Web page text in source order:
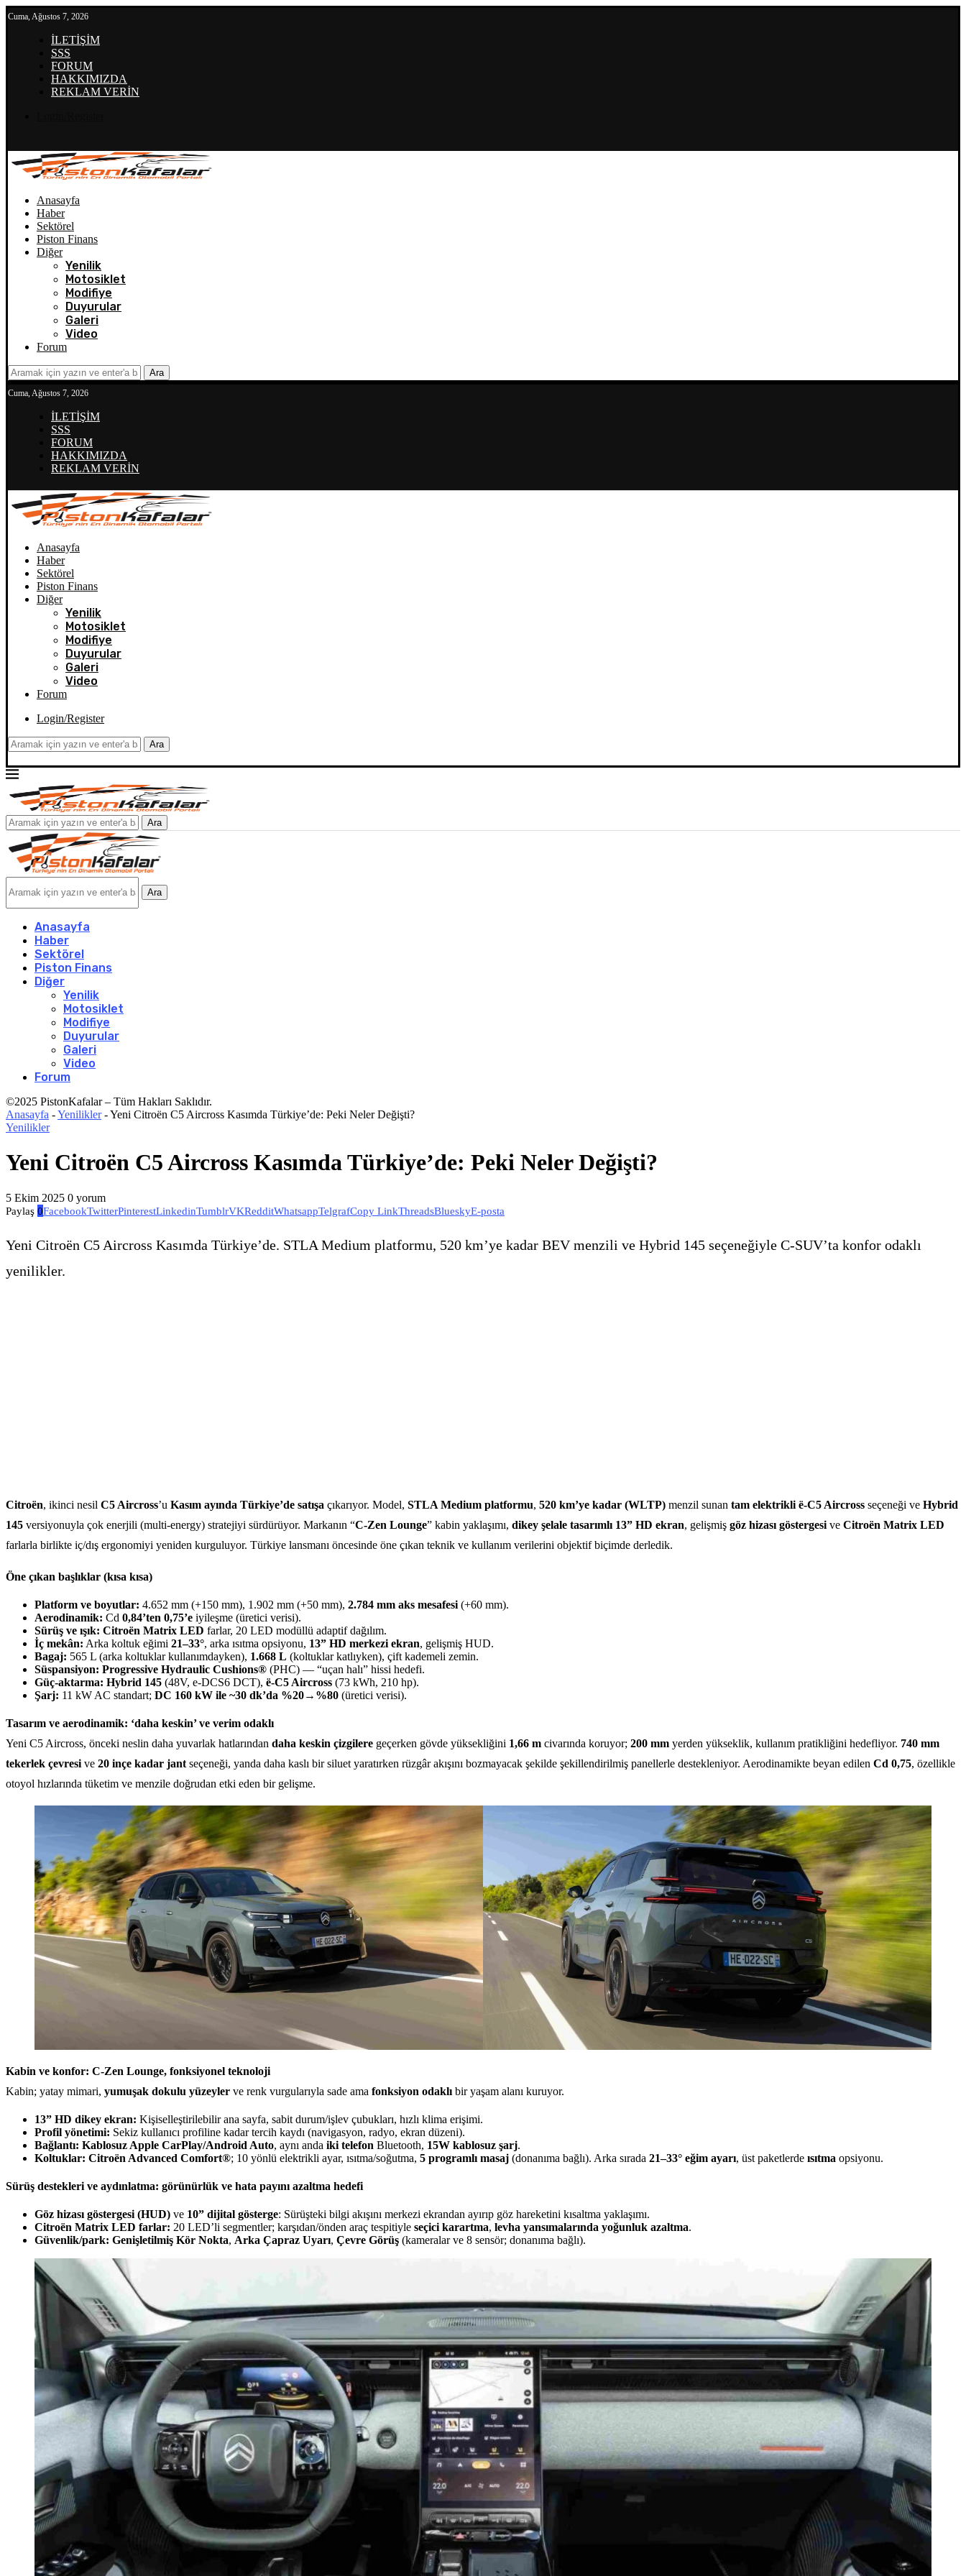
Cuma, Ağustos 7, 2026
İLETİŞİM
SSS
FORUM
HAKKIMIZDA
REKLAM VERİN
Anasayfa
Haber
Sektörel
Piston Finans
Diğer
Yenilik
Motosiklet
Modifiye
Duyurular
Galeri
Video
Forum
Ara
Cuma, Ağustos 7, 2026
İLETİŞİM
SSS
FORUM
HAKKIMIZDA
REKLAM VERİN
Anasayfa
Haber
Sektörel
Piston Finans
Diğer
Yenilik
Motosiklet
Modifiye
Duyurular
Galeri
Video
Forum
Login/Register
Ara
Ara
Ara
Anasayfa
Haber
Sektörel
Piston Finans
Diğer
Yenilik
Motosiklet
Modifiye
Duyurular
Galeri
Video
Forum
©2025 PistonKafalar – Tüm Hakları Saklıdır.
Anasayfa -Yenilikler-Yeni Citroën C5 Aircross Kasımda Türkiye’de: Peki Neler Değişti?
Yenilikler
Yeni Citroën C5 Aircross Kasımda Türkiye’de: Peki Neler Değişti?
5 Ekim 2025 0 yorum
Paylaş 0FacebookTwitterPinterestLinkedinTumblrVKRedditWhatsappTelgrafCopy LinkThreadsBlueskyE-posta
Yeni Citroën C5 Aircross Kasımda Türkiye’de. STLA Medium platformu, 520 km’ye kadar BEV menzili ve Hybrid 145 seçeneğiyle C-SUV’ta konfor odaklı
yenilikler.
Citroën, ikinci nesil C5 Aircross’u Kasım ayında Türkiye’de satışa çıkarıyor. Model, STLA Medium platformu, 520 km’ye kadar (WLTP) menzil sunan tam elektrikli ë-C5 Aircross seçeneği ve Hybrid
145 versiyonuyla çok enerjili (multi-energy) stratejiyi sürdürüyor. Markanın “C-Zen Lounge” kabin yaklaşımı, dikey şelale tasarımlı 13” HD ekran, gelişmiş göz hizası göstergesi ve Citroën Matrix LED
farlarla birlikte iç/dış ergonomiyi yeniden kurguluyor. Türkiye lansmanı öncesinde öne çıkan teknik ve kullanım verilerini objektif biçimde derledik.
Öne çıkan başlıklar (kısa kısa)
Platform ve boyutlar: 4.652 mm (+150 mm), 1.902 mm (+50 mm), 2.784 mm aks mesafesi (+60 mm).
Aerodinamik: Cd 0,84’ten 0,75’e iyileşme (üretici verisi).
Sürüş ve ışık: Citroën Matrix LED farlar, 20 LED modüllü adaptif dağılım.
İç mekân: Arka koltuk eğimi 21–33°, arka ısıtma opsiyonu, 13” HD merkezi ekran, gelişmiş HUD.
Bagaj: 565 L (arka koltuklar kullanımdayken), 1.668 L (koltuklar katlıyken), çift kademeli zemin.
Süspansiyon: Progressive Hydraulic Cushions® (PHC) — “uçan halı” hissi hedefi.
Güç-aktarma: Hybrid 145 (48V, e-DCS6 DCT), ë-C5 Aircross (73 kWh, 210 hp).
Şarj: 11 kW AC standart; DC 160 kW ile ~30 dk’da %20→%80 (üretici verisi).
Tasarım ve aerodinamik: ‘daha keskin’ ve verim odaklı
Yeni C5 Aircross, önceki neslin daha yuvarlak hatlarından daha keskin çizgilere geçerken gövde yüksekliğini 1,66 m civarında koruyor; 200 mm yerden yükseklik, kullanım pratikliğini hedefliyor. 740 mm
tekerlek çevresi ve 20 inçe kadar jant seçeneği, yanda daha kaslı bir siluet yaratırken rüzgâr akışını bozmayacak şekilde şekillendirilmiş panellerle destekleniyor. Aerodinamikte beyan edilen Cd 0,75, özellikle
otoyol hızlarında tüketim ve menzile doğrudan etki eden bir gelişme.
Kabin ve konfor: C-Zen Lounge, fonksiyonel teknoloji
Kabin; yatay mimari, yumuşak dokulu yüzeyler ve renk vurgularıyla sade ama fonksiyon odaklı bir yaşam alanı kuruyor.
13” HD dikey ekran: Kişiselleştirilebilir ana sayfa, sabit durum/işlev çubukları, hızlı klima erişimi.
Profil yönetimi: Sekiz kullanıcı profiline kadar tercih kaydı (navigasyon, radyo, ekran düzeni).
Bağlantı: Kablosuz Apple CarPlay/Android Auto, aynı anda iki telefon Bluetooth, 15W kablosuz şarj.
Koltuklar: Citroën Advanced Comfort®; 10 yönlü elektrikli ayar, ısıtma/soğutma, 5 programlı masaj (donanıma bağlı). Arka sırada 21–33° eğim ayarı, üst paketlerde ısıtma opsiyonu.
Sürüş destekleri ve aydınlatma: görünürlük ve hata payını azaltma hedefi
Göz hizası göstergesi (HUD) ve 10” dijital gösterge: Sürüşteki bilgi akışını merkezi ekrandan ayırıp göz hareketini kısaltma yaklaşımı.
Citroën Matrix LED farlar: 20 LED’li segmentler; karşıdan/önden araç tespitiyle seçici karartma, levha yansımalarında yoğunluk azaltma.
Güvenlik/park: Genişletilmiş Kör Nokta, Arka Çapraz Uyarı, Çevre Görüş (kameralar ve 8 sensör; donanıma bağlı).